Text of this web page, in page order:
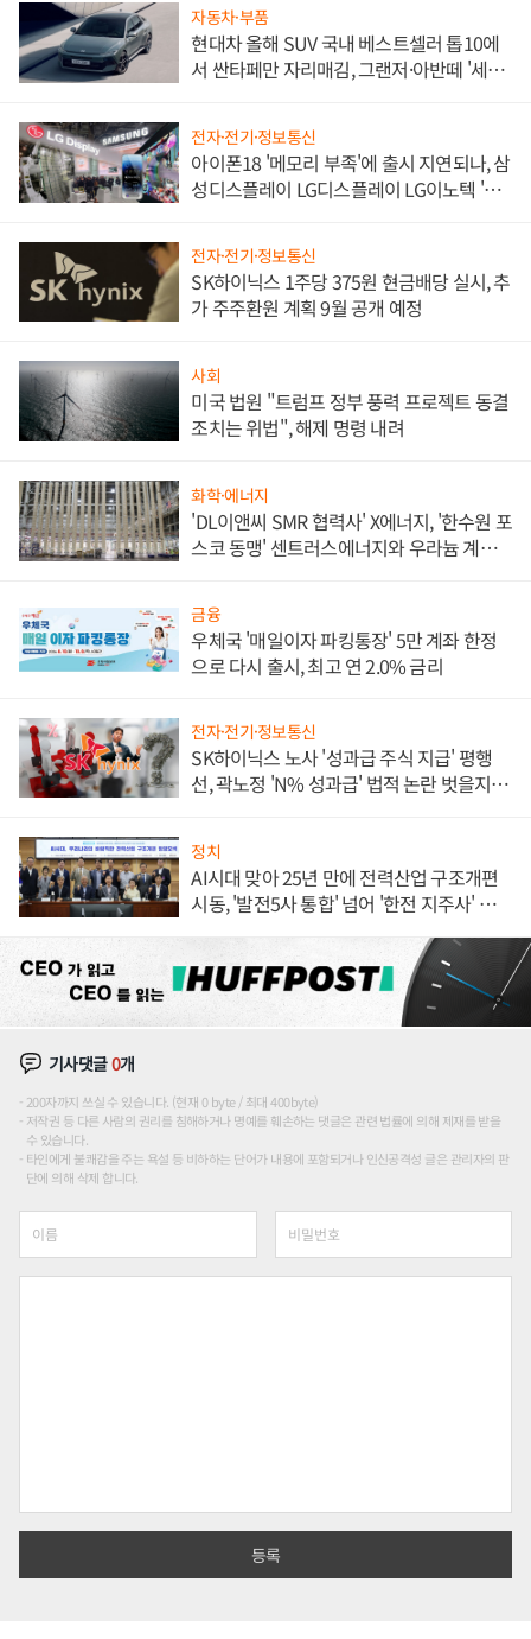
자동차·부품
현대차 올해 SUV 국내 베스트셀러 톱10에
서 싼타페만 자리매김, 그랜저·아반떼 '세단
전자·전기·정보통신
아이폰18 '메모리 부족'에 출시 지연되나, 삼
성디스플레이 LG디스플레이 LG이노텍 '탈
전자·전기·정보통신
SK하이닉스 1주당 375원 현금배당 실시, 추
가 주주환원 계획 9월 공개 예정
사회
미국 법원 "트럼프 정부 풍력 프로젝트 동결
조치는 위법", 해제 명령 내려
화학·에너지
'DL이앤씨 SMR 협력사' X에너지, '한수원 포
스코 동맹' 센트러스에너지와 우라늄 계약
금융
우체국 '매일이자 파킹통장' 5만 계좌 한정
으로 다시 출시, 최고 연 2.0% 금리
전자·전기·정보통신
SK하이닉스 노사 '성과급 주식 지급' 평행
선, 곽노정 'N% 성과급' 법적 논란 벗을지 주
정치
AI시대 맞아 25년 만에 전력산업 구조개편
시동, '발전5사 통합' 넘어 '한전 지주사' 재편
기사댓글0개
200자까지 쓰실 수 있습니다. (현재 0 byte / 최대 400byte)
저작권 등 다른 사람의 권리를 침해하거나 명예를 훼손하는 댓글은 관련 법률에 의해 제재를 받을
수 있습니다.
타인에게 불쾌감을 주는 욕설 등 비하하는 단어가 내용에 포함되거나 인신공격성 글은 관리자의 판
단에 의해 삭제 합니다.